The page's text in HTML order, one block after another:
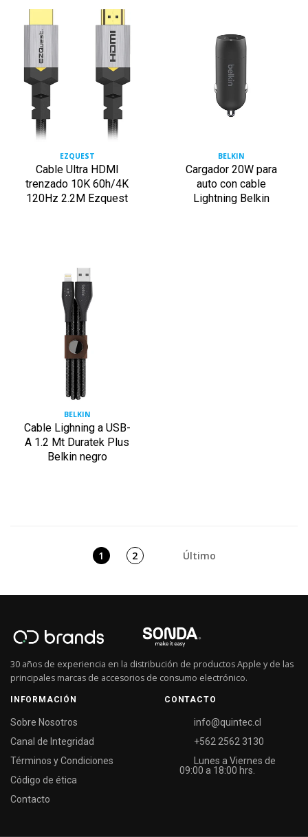
EZQUEST
Cable Ultra HDMI
trenzado 10K 60h/4K
120Hz 2.2M Ezquest
BELKIN
Cargador 20W para
auto con cable
Lightning Belkin
BELKIN
Cable Lighning a USB-
A 1.2 Mt Duratek Plus
Belkin negro
1 2 Último
30 años de experiencia en la distribución de productos Apple y de las
principales marcas de accesorios de consumo electrónico.
INFORMACIÓN
Sobre Nosotros
Canal de Integridad
Términos y Condiciones
Código de ética
Contacto
CONTACTO
info@quintec.cl
+562 2562 3130
Lunes a Viernes de
09:00 a 18:00 hrs.